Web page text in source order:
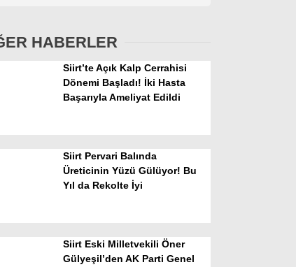
HABERLER
Siirt’te Açık Kalp Cerrahisi
Dönemi Başladı! İki Hasta
Başarıyla Ameliyat Edildi
Siirt Pervari Balında
Üreticinin Yüzü Gülüyor! Bu
Yıl da Rekolte İyi
Siirt Eski Milletvekili Öner
Gülyeşil’den AK Parti Genel